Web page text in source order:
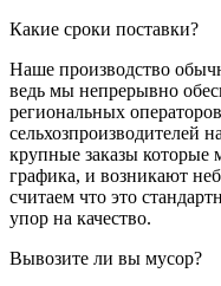
Какие сроки поставки?
Наше производство
ведь мы непрерывно
региональных
сельхозпроизводителей
крупные заказы которые
графика, и возникают
считаем что это
упор на качество.
Вывозите ли вы мусор?